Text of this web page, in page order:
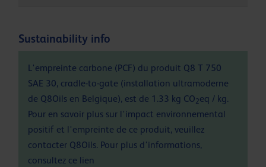
Sustainability info
L'empreinte carbone (PCF) du produit Q8 T 750
SAE 30, cradle-to-gate (installation ultramoderne
de Q8Oils en Belgique), est de 1.33 kg CO2eq / kg.
Pour en savoir plus sur l'impact environnemental
positif et l'empreinte de ce produit, veuillez
contacter Q8Oils. Pour plus d'informations,
consultez ce lien